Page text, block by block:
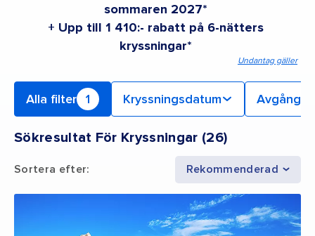
sommaren 2027*
+ Upp till 1 410:- rabatt på 6-nätters
kryssningar*
Undantag gäller
Alla filter 1 Kryssningsdatum
Sökresultat För Kryssningar (26)
Sortera efter: Rekommenderad